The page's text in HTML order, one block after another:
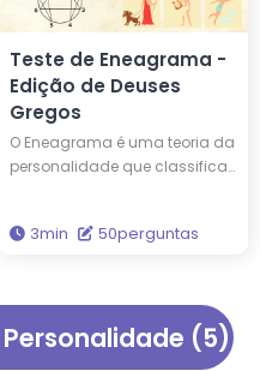
Teste de Eneagrama -
Edição de Deuses
Gregos
O Eneagrama é uma teoria da
personalidade que classifica
é o seu tipo de Eneagrama e
que você. Obtenha a
sabedoria para iluminar sua
vida por meio deste teste.
3min 50perguntas
(5)